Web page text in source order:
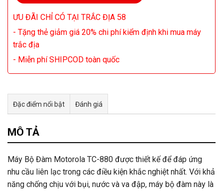
ƯU ĐÃI CHỈ CÓ TẠI TRẮC ĐỊA 58
- Tặng thẻ giảm giá 20% chi phí kiểm định khi mua máy
trắc địa
- Miễn phí SHIPCOD toàn quốc
Đặc điểm nổi bật Đánh giá
Tư vấn & bán hàng qua Facebook
MÔ TẢ
Máy Bộ Đàm Motorola TC-880 được thiết kế để đáp ứng
nhu cầu liên lạc trong các điều kiện khắc nghiệt nhất. Với khả
năng chống chịu với bụi, nước và va đập, máy bộ đàm này là